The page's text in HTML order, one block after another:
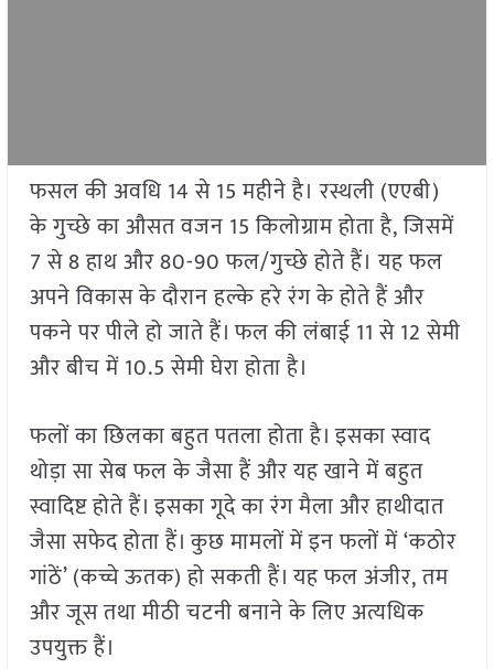
फसल की अवधि 14 से 15 महीने है। रस्थली (एएबी)
के गुच्छे का औसत वजन 15 किलोग्राम होता है, जिसमें
7 से 8 हाथ और 80-90 फल/गुच्छे होते हैं। यह फल
अपने विकास के दौरान हल्के हरे रंग के होते हैं और
पकने पर पीले हो जाते हैं। फल की लंबाई 11 से 12 सेमी
और बीच में 10.5 सेमी घेरा होता है।
फलों का छिलका बहुत पतला होता है। इसका स्वाद
थोड़ा सा सेब फल के जैसा हैं और यह खाने में बहुत
स्वादिष्ट होते हैं। इसका गूदे का रंग मैला और हाथीदात
जैसा सफेद होता हैं। कुछ मामलों में इन फलों में ‘कठोर
गांठें’ (कच्चे ऊतक) हो सकती हैं। यह फल अंजीर, तम
और जूस तथा मीठी चटनी बनाने के लिए अत्यधिक
उपयुक्त हैं।